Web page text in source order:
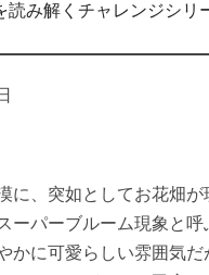
読み解くチャレンジシリ
に、突如としてお花畑が
ーパーブルーム現象と呼
かに可愛らしい雰囲気